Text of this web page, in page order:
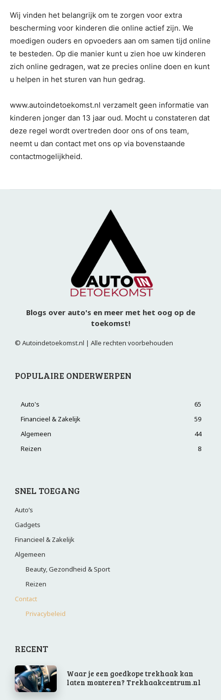
Wij vinden het belangrijk om te zorgen voor extra
bescherming voor kinderen die online actief zijn. We
moedigen ouders en opvoeders aan om samen tijd online
te besteden. Op die manier kunt u zien hoe uw kinderen
zich online gedragen, wat ze precies online doen en kunt
u helpen in het sturen van hun gedrag.
www.autoindetoekomst.nl verzamelt geen informatie van
kinderen jonger dan 13 jaar oud. Mocht u constateren dat
deze regel wordt overtreden door ons of ons team,
neemt u dan contact met ons op via bovenstaande
contactmogelijkheid.
Blogs over auto's en meer met het oog op de
toekomst!
© Autoindetoekomst.nl | Alle rechten voorbehouden
POPULAIRE ONDERWERPEN
Auto's
65
Financieel & Zakelijk
59
Algemeen
44
Reizen
8
SNEL TOEGANG
Auto’s
Gadgets
Financieel & Zakelijk
Algemeen
Beauty, Gezondheid & Sport
Reizen
Contact
Privacybeleid
RECENT
Waar je een goedkope trekhaak kan
laten monteren? Trekhaakcentrum.nl